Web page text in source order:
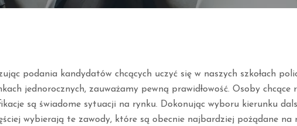
podania kandydatów chcących uczyć się w naszych szkołach
jednorocznych, zauważamy pewną prawidłowość. Osoby chcące
są świadome sytuacji na rynku. Dokonując wyboru kierunku
wybierają te zawody, które są obecnie najbardziej pożądane na